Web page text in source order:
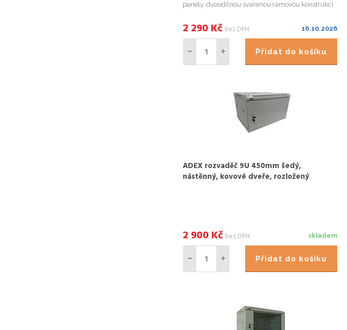
panely, dvoudílnou svařenou rámovou konstrukcí,
kabelů na horním i spodním panelu. Barva: světle
šedá. Rozvaděč je ur...
16.10.2026
2 290 Kč bez DPH
Přidat do košíku
ADEX rozvaděč 9U 450mm šedý,
nástěnný, kovové dveře, rozložený
skladem
2 900 Kč bez DPH
Přidat do košíku